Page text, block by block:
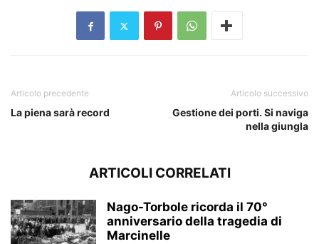
Articolo precedente
La piena sarà record
Articolo successivo
Gestione dei porti. Si naviga
nella giungla
ARTICOLI CORRELATI
Nago-Torbole ricorda il 70°
anniversario della tragedia di
Marcinelle